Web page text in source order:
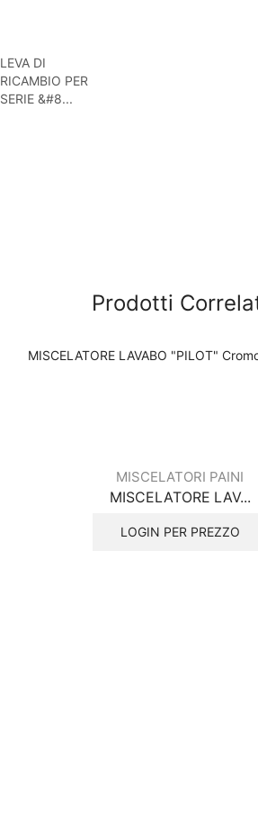
LEVA DI
RICAMBIO PER
SERIE &#8...
Prodotti
MISCELATORI PAINI
MISCELATORE LAV...
LOGIN PER PREZZO